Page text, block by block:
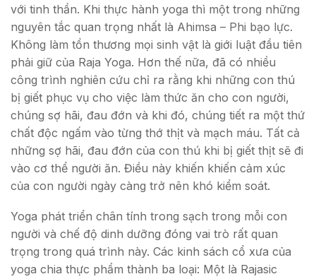
với tinh thần. Khi thực hành yoga thì một trong những
nguyên tắc quan trọng nhất là Ahimsa – Phi bạo lực.
Không làm tổn thương mọi sinh vật là giới luật đầu tiên
phải giữ của Raja Yoga. Hơn thế nữa, đã có nhiều
công trình nghiên cứu chỉ ra rằng khi những con thú
bị giết phục vụ cho việc làm thức ăn cho con người,
chúng sợ hãi, đau đớn và khi đó, chúng tiết ra một thứ
chất độc ngấm vào từng thớ thịt và mạch máu. Tất cả
những sợ hãi, đau đớn của con thú khi bị giết thịt sẽ đi
vào cơ thể người ăn. Điều này khiến khiến cảm xúc
của con người ngày càng trở nên khó kiểm soát.
Yoga phát triển chân tính trong sạch trong mỗi con
người và chế độ dinh dưỡng đóng vai trò rất quan
trọng trong quá trình này. Các kinh sách cổ xưa của
yoga chia thực phẩm thành ba loại: Một là Rajasic